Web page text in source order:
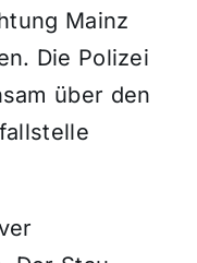
Mainz
Die Polizei
über den